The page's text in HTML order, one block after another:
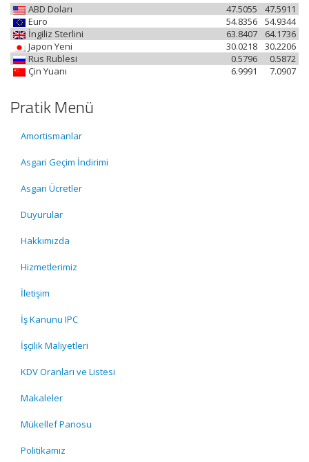
ABD Doları 47.5911
47.5055
Euro
54.9344
54.8356
İngiliz Sterlini
64.1736
63.8407
Japon Yeni
30.2206
30.0218
Rus Rublesi
0.5872
0.5796
Çin Yuanı
7.0907
6.9991
Pratik Menü
Amortismanlar
Asgari Geçim İndirimi
Asgari Ücretler
Duyurular
Hakkımızda
Hizmetlerimiz
İletişim
İş Kanunu IPC
İşçilik Maliyetleri
KDV Oranları ve Listesi
Makaleler
Mükellef Panosu
Politikamız